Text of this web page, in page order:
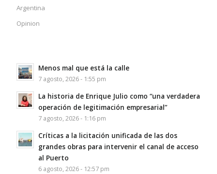
Argentina
Opinion
Menos mal que está la calle
7 agosto, 2026 - 1:55 pm
La historia de Enrique Julio como “una verdadera
operación de legitimación empresarial”
7 agosto, 2026 - 1:16 pm
Críticas a la licitación unificada de las dos
grandes obras para intervenir el canal de acceso
al Puerto
6 agosto, 2026 - 12:57 pm